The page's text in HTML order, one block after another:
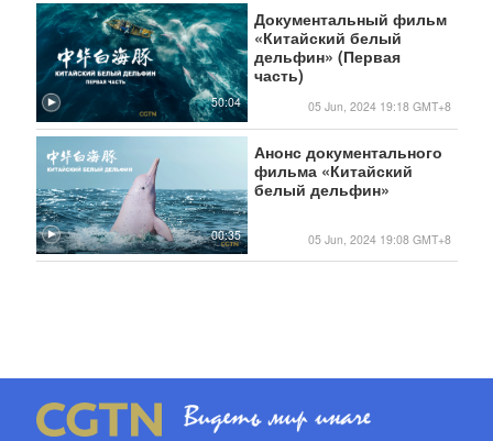
50:04
Документальный фильм
«Китайский белый
дельфин» (Первая
часть)
05 Jun, 2024 19:18 GMT+8
00:35
Анонс документального
фильма «Китайский
белый дельфин»
05 Jun, 2024 19:08 GMT+8